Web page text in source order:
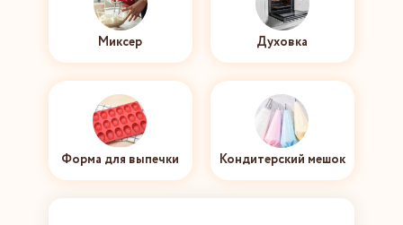
Миксер Духовка
Форма для выпечки Кондитерский мешок